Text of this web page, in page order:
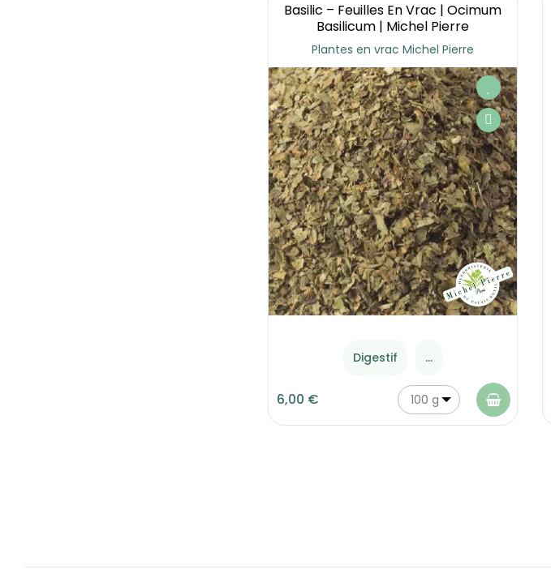
Basilic – Feuilles En Vrac | Ocimum
Basilicum | Michel Pierre
Plantes en vrac Michel Pierre
Digestif ...
6,00 € 100 g